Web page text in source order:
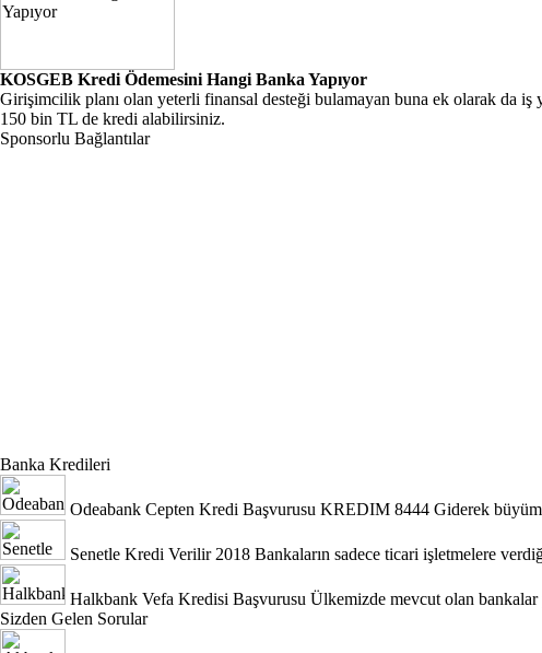
KOSGEB Kredi Ödemesini Hangi Banka Yapıyor
Girişimcilik planı olan yeterli finansal desteği bulamayan buna ek olarak da
150 bin TL de kredi alabilirsiniz.
Sponsorlu Bağlantılar
Banka Kredileri
Odeabank Cepten Kredi Başvurusu KREDIM 8444 Giderek
Senetle Kredi Verilir 2018 Bankaların sadece ticari işletmelere
Halkbank Vefa Kredisi Başvurusu Ülkemizde mevcut olan
Sizden Gelen Sorular